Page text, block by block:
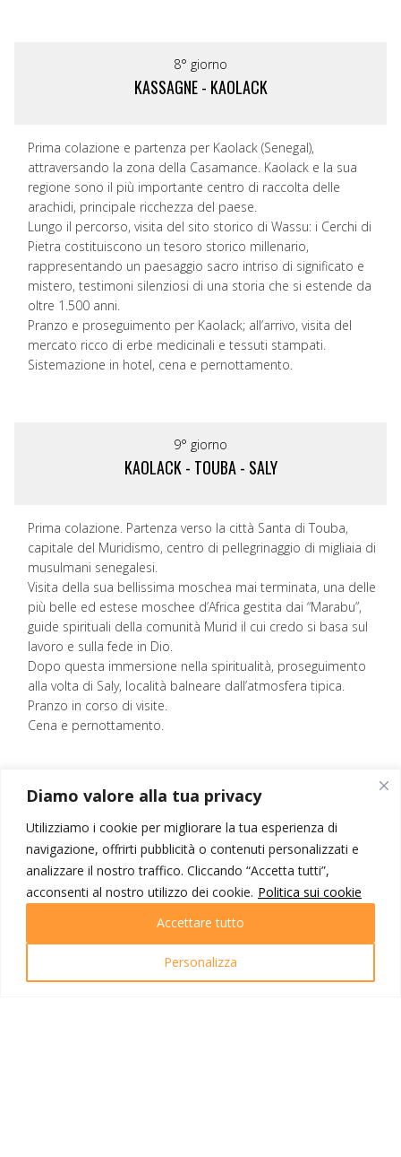
Diamo valore alla tua privacy
Utilizziamo i cookie per migliorare la tua esperienza di
navigazione, offrirti pubblicità o contenuti personalizzati e
analizzare il nostro traffico. Cliccando “Accetta tutti”,
acconsenti al nostro utilizzo dei cookie. Politica sui cookie
Personalizza
Accettare tutto
8° giorno
KASSAGNE - KAOLACK
Prima colazione e partenza per Kaolack (Senegal),
attraversando la zona della Casamance. Kaolack e la sua
regione sono il più importante centro di raccolta delle
arachidi, principale ricchezza del paese.
Lungo il percorso, visita del sito storico di Wassu: i Cerchi di
Pietra costituiscono un tesoro storico millenario,
rappresentando un paesaggio sacro intriso di significato e
mistero, testimoni silenziosi di una storia che si estende da
oltre 1.500 anni.
Pranzo e proseguimento per Kaolack; all’arrivo, visita del
mercato ricco di erbe medicinali e tessuti stampati.
Sistemazione in hotel, cena e pernottamento.
9° giorno
KAOLACK - TOUBA - SALY
Prima colazione. Partenza verso la città Santa di Touba,
capitale del Muridismo, centro di pellegrinaggio di migliaia di
musulmani senegalesi.
Visita della sua bellissima moschea mai terminata, una delle
più belle ed estese moschee d’Africa gestita dai “Marabu”,
guide spirituali della comunità Murid il cui credo si basa sul
lavoro e sulla fede in Dio.
Dopo questa immersione nella spiritualità, proseguimento
alla volta di Saly, località balneare dall’atmosfera tipica.
Pranzo in corso di visite.
Cena e pernottamento.
10° giorno
SALY - DAKAR
Prima colazione e giornata di relax balneare con camera a
disposizione in hotel.
In tempo utile, trasferimento in aeroporto con bus privato a
Dakar. Alle ore 23:50 partenza del volo di linea Ita Airways.
Pernottamento a bordo.